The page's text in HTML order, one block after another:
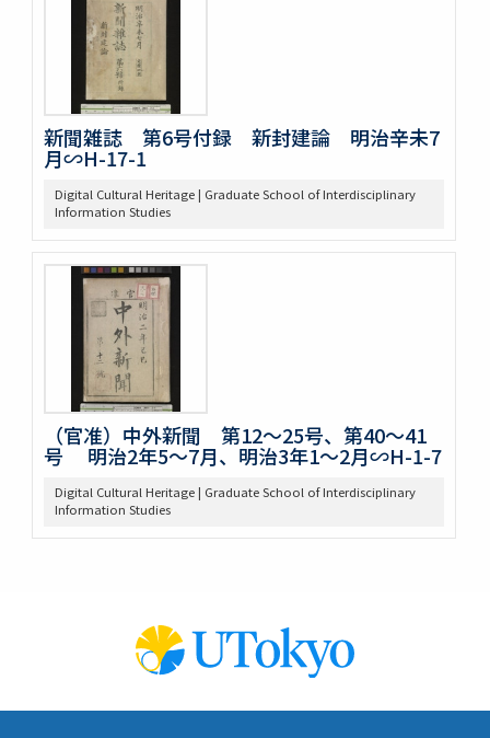
新聞雑誌 第6号付録 新封建論 明治辛未7
月∽H-17-1
Digital Cultural Heritage | Graduate School of Interdisciplinary
Information Studies
（官准）中外新聞 第12～25号、第40～41
号 明治2年5～7月、明治3年1～2月∽H-1-7
Digital Cultural Heritage | Graduate School of Interdisciplinary
Information Studies